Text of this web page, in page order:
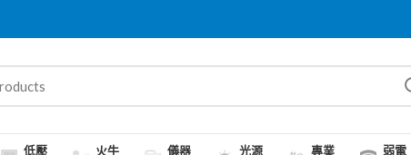
低壓
火牛
儀器
光源
專業
弱電